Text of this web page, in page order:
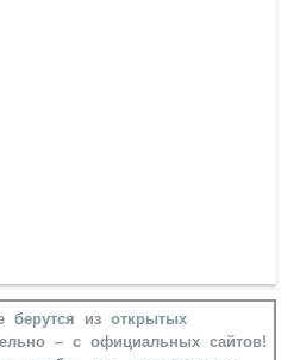
берутся из открытых
– с официальных сайтов!